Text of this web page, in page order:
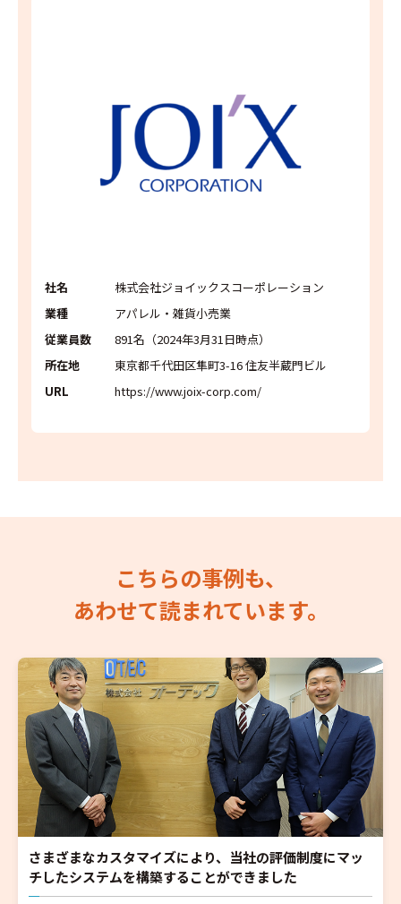
社名
株式会社ジョイックスコーポレーション
業種
アパレル・雑貨小売業
従業員数
891名（2024年3月31日時点）
所在地
東京都千代田区隼町3-16 住友半蔵門ビル
URL
https://www.joix-corp.com/
こちらの事例も、
あわせて読まれています。
さまざまなカスタマイズにより、当社の評価制度にマッ
チしたシステムを構築することができました